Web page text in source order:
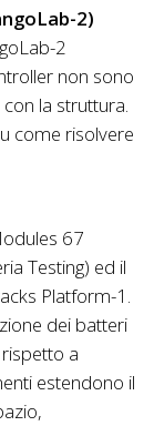
2)
2
non sono
la struttura.
come risolvere
67
Testing) ed il
Platform-1.
dei batteri
a
estendono il